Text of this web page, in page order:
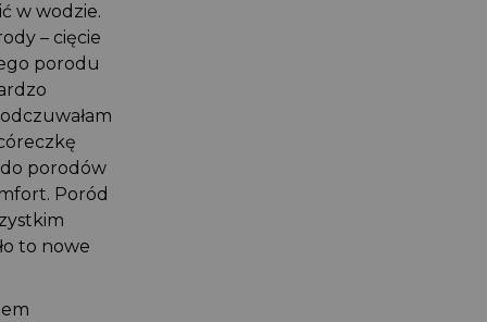
w wodzie.
– cięcie
porodu
do porodów
Poród
to nowe